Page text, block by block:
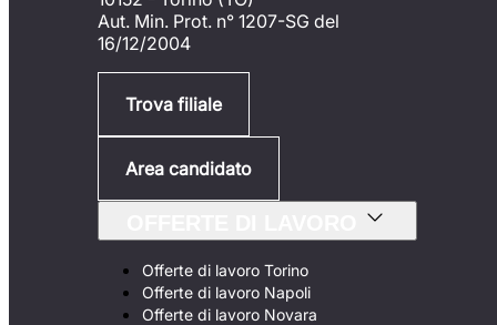
Aut. Min. Prot. n° 1207-SG del
16/12/2004
Trova filiale
Area candidato
Offerte di lavoro Torino
Offerte di lavoro Napoli
Offerte di lavoro Novara